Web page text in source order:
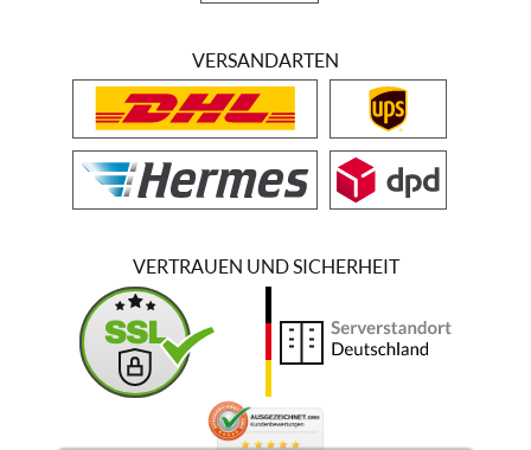
VERSANDARTEN
VERTRAUEN UND SICHERHEIT